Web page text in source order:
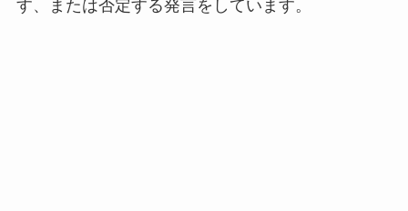
す、または否定する発言をしています。